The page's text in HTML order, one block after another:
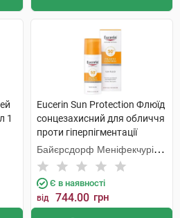
1
Eucerin Sun Protection Флюїд
сонцезахисний для обличчя
проти гіперпігментації
SPF50+ 50 мл 1 флакон
Байєрсдорф Меніфекчурінг
Познань
Є в наявності
від 744.00 грн